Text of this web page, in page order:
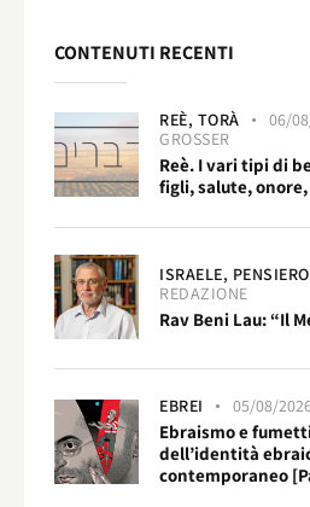
CONTENUTI RECENTI
REÈ, TORÀ 06/
GROSSER
Reè. I vari tipi di
figli, salute,
ISRAELE, PENSIERO
REDAZIONE
Rav Beni Lau: “Il
EBREI 05/08/
Ebraismo e
dell’identità
contemporaneo